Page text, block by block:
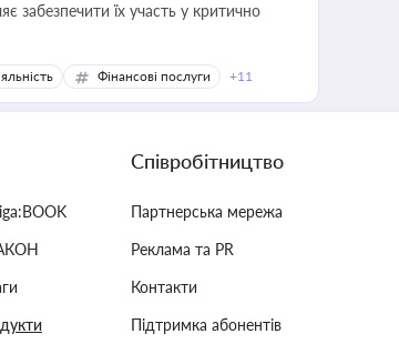
забезпечити їх участь у критично
Фінансові послуги +11
Співробітництво
Партнерська мережа
Реклама та PR
Контакти
Підтримка абонентів